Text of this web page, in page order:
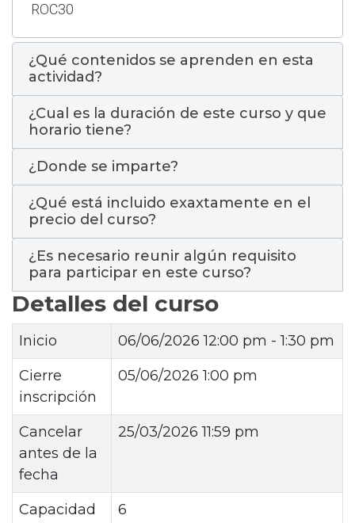
ROC30
¿Qué contenidos se aprenden en esta
actividad?
¿Cual es la duración de este curso y que
horario tiene?
¿Donde se imparte?
¿Qué está incluido exaxtamente en el
precio del curso?
¿Es necesario reunir algún requisito
para participar en este curso?
Detalles del curso
Inicio 06/06/202612:00 pm - 1:30 pm
Cierre
inscripción
05/06/2026 1:00 pm
Cancelar
antes de la
fecha
25/03/2026 11:59 pm
Capacidad 6